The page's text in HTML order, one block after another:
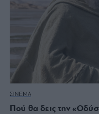
ΣΙΝΕΜΑ
Πού θα δεις την